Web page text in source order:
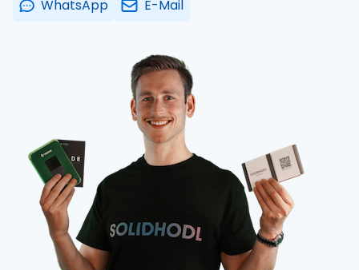
WhatsApp E-Mail